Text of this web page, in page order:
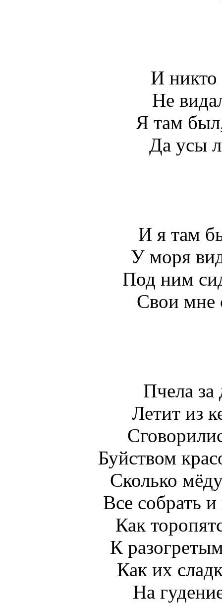
И никто
Не
Я там
Да усы
И я там
У моря
Под ним
Свои мне
Пчела
Летит из
Буйством
Сколько
Все собрать
Как
К
Как их
На